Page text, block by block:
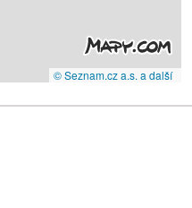
© Seznam.cz a.s. a další